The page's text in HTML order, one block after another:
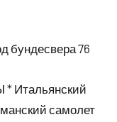
бундесвера 76
самолет